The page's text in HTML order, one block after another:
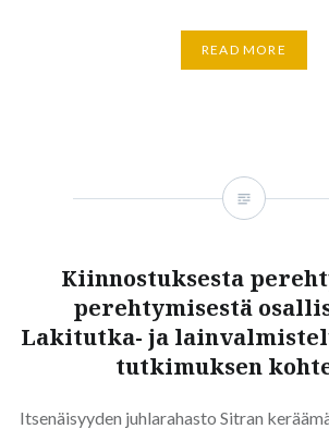
READ MORE
Kiinnostuksesta
perehtymisestä
Lakitutka- ja
tutkimuksen
Itsenäisyyden juhlarahasto Sitran